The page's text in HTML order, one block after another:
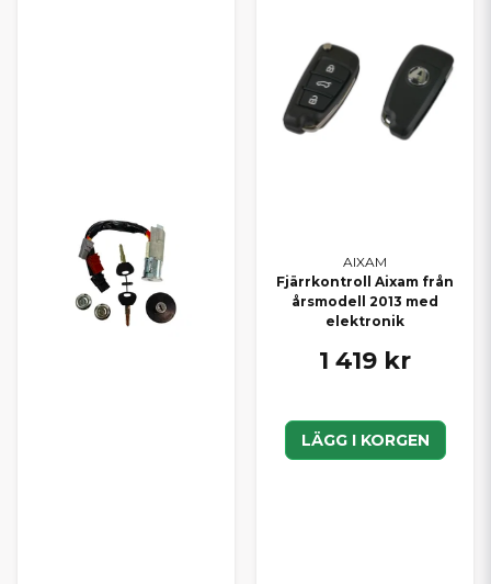
AIXAM
Fjärrkontroll Aixam från
årsmodell 2013 med
elektronik
1 419 kr
LÄGG I KORGEN